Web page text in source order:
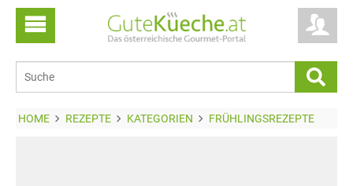
HOME REZEPTE KATEGORIEN FRÜHLINGSREZEPTE